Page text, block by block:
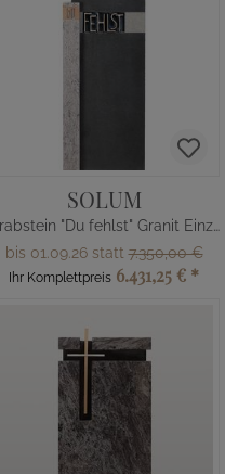
SOLUM
Grabstein "Du fehlst" Granit Einzelgrab mit Bronze
bis 01.09.26 statt7.350,00 €
Ihr Komplettpreis 6.431,25 € *